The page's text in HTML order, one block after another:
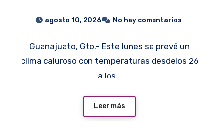
clima en Guanajuato este
agosto 10, 2026 No hay comentarios
Guanajuato, Gto.- Este lunes se prevé un
clima caluroso con temperaturas desdelos 26
a los…
Leer más